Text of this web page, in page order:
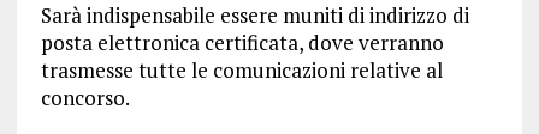
Sarà indispensabile essere muniti di indirizzo di
posta elettronica certificata, dove verranno
trasmesse tutte le comunicazioni relative al
concorso.